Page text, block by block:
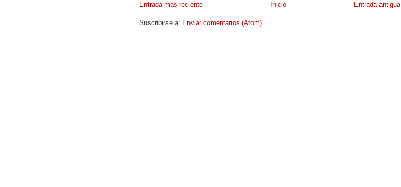
Entrada más reciente
Entrada antigua
Inicio
Suscribirse a: Enviar comentarios (Atom)